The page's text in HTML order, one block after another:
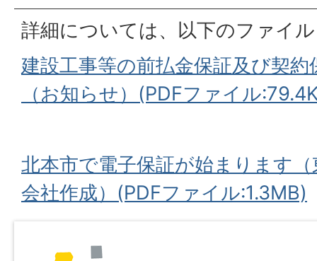
詳細については、以下のファイ
建設工事等の前払金保証及び契
（お知らせ）(PDFファイル
北本市で電子保証が始まります
会社作成）(PDFファイル:1.3MB)